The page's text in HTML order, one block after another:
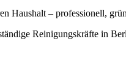
Haushalt – professionell,
Reinigungskräfte in